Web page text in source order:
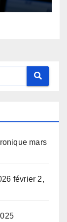
mars
février 2,